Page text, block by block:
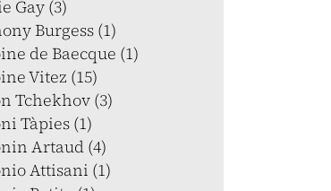
Gay (3)
Burgess (1)
de Baecque (1)
Vitez (15)
Tchekhov (3)
Tàpies (1)
Artaud (4)
Attisani (1)